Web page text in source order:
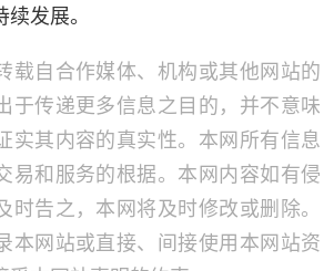
发展。
载自合作媒体、机构或其他网站的
于传递更多信息之目的，并不意味
实其内容的真实性。本网所有信息
易和服务的根据。本网内容如有侵
时告之，本网将及时修改或删除。
本网站或直接、间接使用本网站资